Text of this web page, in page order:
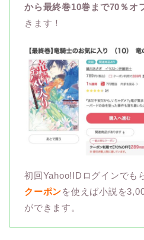
から最終巻10巻まで70％オ
きます！
初回Yahoo!IDログインでも
クーポンを使えば小説を
ができます。